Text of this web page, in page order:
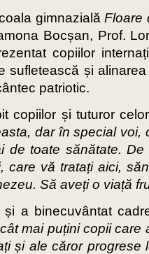
gimnazialăFloare
Bocșan, Prof.
copiilor
sufletească și
patriotic.
copiilor și tuturor
dar în special
de toate sănătate.
care vă tratați aici,
Să aveți o viață
și a binecuvântat
mai puțini copii
și ale căror